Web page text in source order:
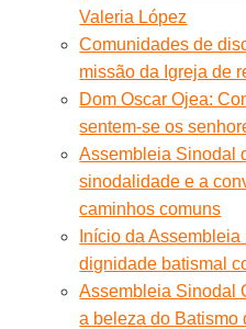
Valeria López
Comunidades de
missão da Igreja de
Dom Oscar Ojea:
sentem-se os
Assembleia Sinodal
sinodalidade e a
caminhos comuns
Início da
dignidade batismal
Assembleia Sinodal
a beleza do Batismo